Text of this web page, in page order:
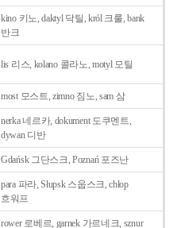
kino 키노, daktyl 닥틸, król 크룰, bank
반크
lis 리스, kolano 콜라노, motyl 모틸
most 모스트, zimno 짐노, sam 삼
nerka 네르카, dokument 도쿠멘트,
dywan 디반
Gdańsk 그단스크, Poznań 포즈난
para 파라, Słupsk 스웁스크, chłop
흐워프
rower 로베르, garnek 가르네크, sznur